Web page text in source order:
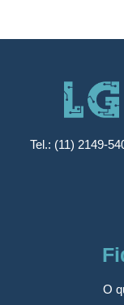
Tel.: (11) 2149-
O